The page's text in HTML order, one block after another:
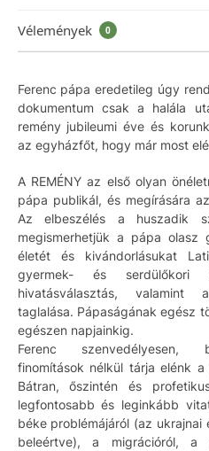
Vélemények 0
Ferenc pápa eredetileg úgy
dokumentum csak a halála
remény jubileumi éve és
az egyházfőt, hogy már most
A REMÉNY az első olyan
pápa publikál, és megírására
Az elbeszélés a huszadik
megismerhetjük a pápa olasz
életét és kivándorlásukat
gyermek- és serdülőkori
hivatásválasztás, valamint
taglalása. Pápaságának egész
egészen napjainkig.
Ferenc szenvedélyesen,
finomítások nélkül tárja elénk
Bátran, őszintén és
legfontosabb és leginkább
béke problémájáról (az
beleértve), a migrációról,